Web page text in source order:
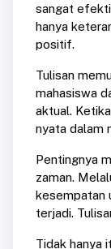
sangat
hanya
positif.
Tulisan
mahasiswa
aktual.
nyata dalam
Pentingnya
zaman.
kesempatan
terjadi.
Tidak hanya